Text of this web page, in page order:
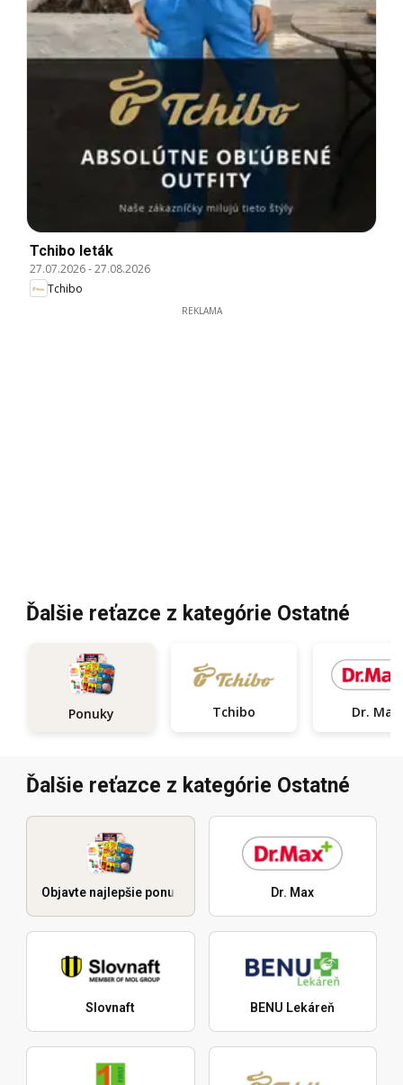
Tchibo leták
27.07.2026-27.08.2026
Tchibo
REKLAMA
Ďalšie reťazce z kategórie Ostatné
Ponuky Tchibo Dr. Max
Ďalšie reťazce z kategórie Ostatné
Objavte najlepšie ponuky Dr. Max
Slovnaft BENU Lekáreň